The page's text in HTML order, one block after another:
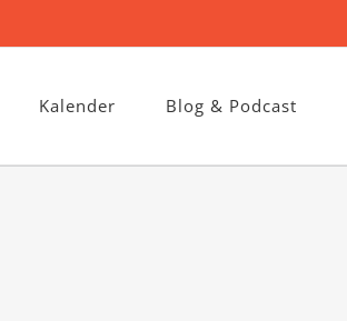
Kalender Blog & Podcast